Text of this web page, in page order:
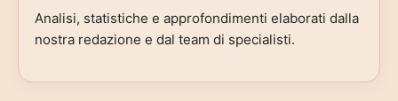
Analisi, statistiche e approfondimenti elaborati dalla
nostra redazione e dal team di specialisti.